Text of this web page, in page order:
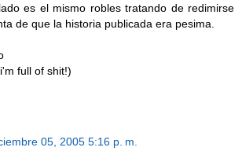
es el mismo robles tratando de redimirse
de que la historia publicada era pesima.
full of shit!)
05, 2005 5:16 p. m.